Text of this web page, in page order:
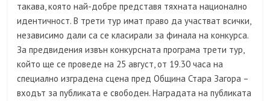
такава, която най-добре представя тяхната национално
идентичност. В трети тур имат право да участват всички,
независимо дали са се класирали за финала на конкурса.
За предвидения извън конкурсната програма трети тур,
който ще се проведе на 25 август, от 19.30 часа на
специално изградена сцена пред Община Стара Загора –
входът за публиката е свободен. Наградата на публиката